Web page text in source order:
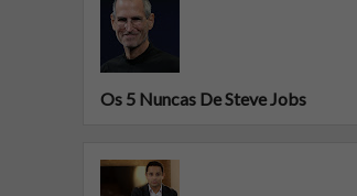
Os 5 Nuncas De Steve Jobs